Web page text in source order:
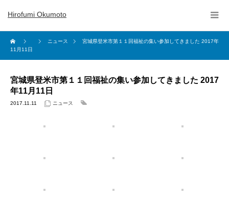
Hirofumi Okumoto
ニュース
宮城県登米市第１１回福祉の集い参加してきました 2017年
11月11日
宮城県登米市第１１回福祉の集い参加してきました 2017
年11月11日
2017.11.11 ニュース